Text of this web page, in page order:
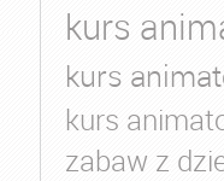
kurs
kurs
kurs
zabaw z